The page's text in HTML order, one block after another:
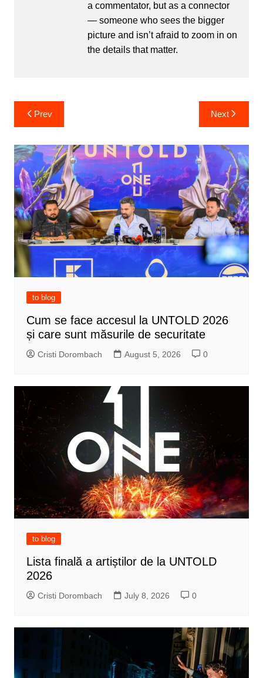
a commentator, but as a connector
— someone who sees the bigger
picture and isn’t afraid to zoom in on
the details that matter.
Post
navigation
Prev Next
to blog
Cum se face accesul la UNTOLD 2026
și care sunt măsurile de securitate
Cristi Dorombach August 5, 2026 0
to blog
Lista finală a artiștilor de la UNTOLD
2026
Cristi Dorombach July 8, 2026 0